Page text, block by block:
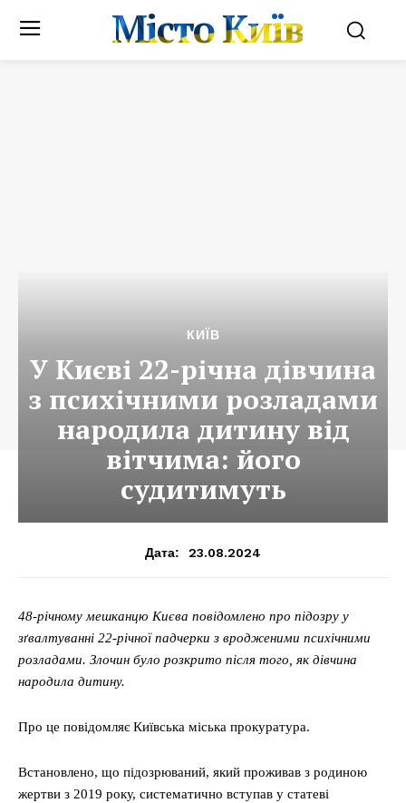
Місто Київ
КИЇВ
У Києві 22-річна дівчина
з психічними розладами
народила дитину від
вітчима: його
судитимуть
Дата: 23.08.2024
48-річному мешканцю Києва повідомлено про підозру у
зґвалтуванні 22-річної падчерки з вродженими психічними
розладами. Злочин було розкрито після того, як дівчина
народила дитину.
Про це повідомляє Київська міська прокуратура.
Встановлено, що підозрюваний, який проживав з родиною
жертви з 2019 року, систематично вступав у статеві